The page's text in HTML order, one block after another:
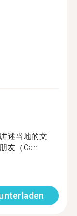
述当地的文
友（Can